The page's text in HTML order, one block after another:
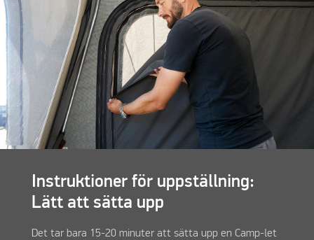
Instruktioner för uppställning:
Lätt att sätta upp
Det tar bara 15-20 minuter att sätta upp en Camp-let